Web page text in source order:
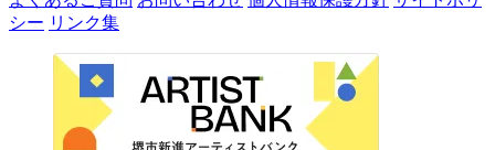
シー リンク集